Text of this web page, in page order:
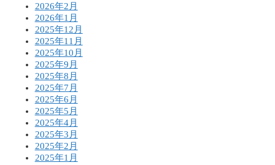
2026年2月
2026年1月
2025年12月
2025年11月
2025年10月
2025年9月
2025年8月
2025年7月
2025年6月
2025年5月
2025年4月
2025年3月
2025年2月
2025年1月